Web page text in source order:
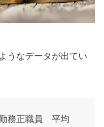
うなデータが出てい
務正職員 平均